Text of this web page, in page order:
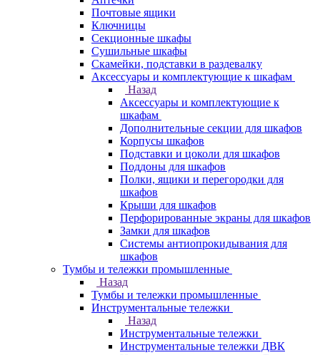
Почтовые ящики
Ключницы
Секционные шкафы
Сушильные шкафы
Скамейки, подставки в раздевалку
Аксессуары и комплектующие к шкафам
Назад
Аксессуары и комплектующие к
шкафам
Дополнительные секции для шкафов
Корпусы шкафов
Подставки и цоколи для шкафов
Поддоны для шкафов
Полки, ящики и перегородки для
шкафов
Крыши для шкафов
Перфорированные экраны для шкафов
Замки для шкафов
Системы антиопрокидывания для
шкафов
Тумбы и тележки промышленные
Назад
Тумбы и тележки промышленные
Инструментальные тележки
Назад
Инструментальные тележки
Инструментальные тележки ДВК